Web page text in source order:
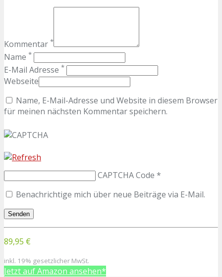
Kommentar *
Name *
E-Mail Adresse *
Webseite
Name, E-Mail-Adresse und Website in diesem Browser
für meinen nächsten Kommentar speichern.
CAPTCHA Code *
Benachrichtige mich über neue Beiträge via E-Mail.
89,95 €
inkl. 19% gesetzlicher MwSt.
Jetzt auf Amazon ansehen*